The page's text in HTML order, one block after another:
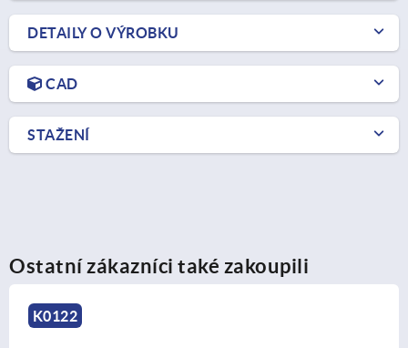
DETAILY O VÝROBKU
CAD
STAŽENÍ
Ostatní zákazníci také zakoupili
K1702